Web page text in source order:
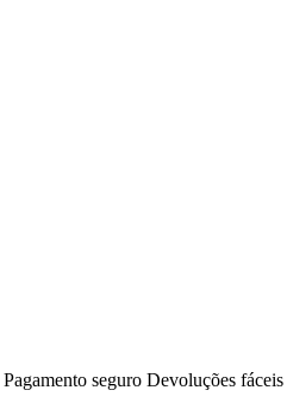
Pagamento seguro Devoluções fáceis